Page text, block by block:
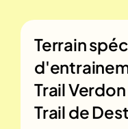
Terrain
Trail
Trail de